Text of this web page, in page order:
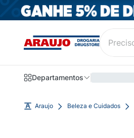
Departamentos
Araujo Beleza e Cuidados